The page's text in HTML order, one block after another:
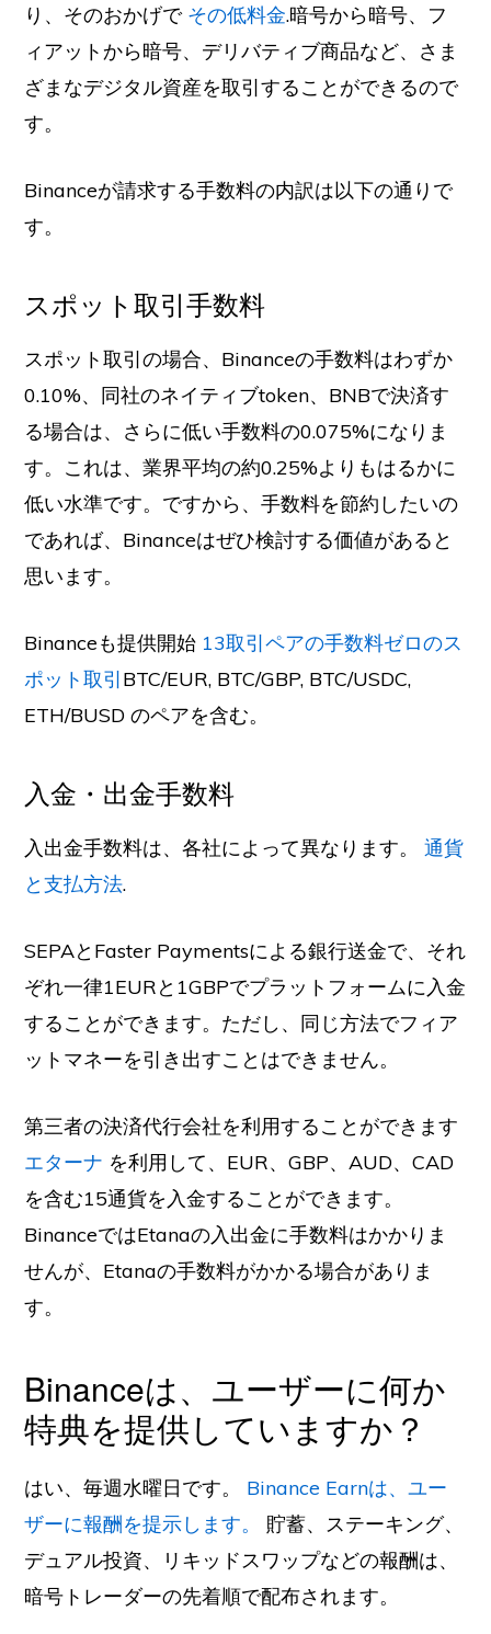
り、そのおかげで その低料金.暗号から暗号、フ
ィアットから暗号、デリバティブ商品など、さま
ざまなデジタル資産を取引することができるので
す。
Binanceが請求する手数料の内訳は以下の通りで
す。
スポット取引手数料
スポット取引の場合、Binanceの手数料はわずか
0.10%、同社のネイティブtoken、BNBで決済す
る場合は、さらに低い手数料の0.075%になりま
す。これは、業界平均の約0.25%よりもはるかに
低い水準です。ですから、手数料を節約したいの
であれば、Binanceはぜひ検討する価値があると
思います。
Binanceも提供開始 13取引ペアの手数料ゼロのス
ポット取引BTC/EUR, BTC/GBP, BTC/USDC,
ETH/BUSD のペアを含む。
入金・出金手数料
入出金手数料は、各社によって異なります。通貨
と支払方法.
SEPAとFaster Paymentsによる銀行送金で、それ
ぞれ一律1EURと1GBPでプラットフォームに入金
することができます。ただし、同じ方法でフィア
ットマネーを引き出すことはできません。
第三者の決済代行会社を利用することができます
エターナ を利用して、EUR、GBP、AUD、CAD
を含む15通貨を入金することができます。
BinanceではEtanaの入出金に手数料はかかりま
せんが、Etanaの手数料がかかる場合がありま
す。
Binanceは、ユーザーに何か
特典を提供していますか？
はい、毎週水曜日です。 Binance Earnは、ユー
ザーに報酬を提示します。
貯蓄、ステーキング、
デュアル投資、リキッドスワップなどの報酬は、
暗号トレーダーの先着順で配布されます。